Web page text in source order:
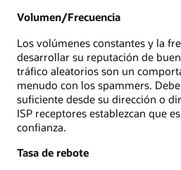
Volumen/Frecuencia
Los volúmenes constantes y la
desarrollar su reputación de
tráfico aleatorios son un
menudo con los spammers.
suficiente desde su dirección o
ISP receptores establezcan que
confianza.
Tasa de rebote